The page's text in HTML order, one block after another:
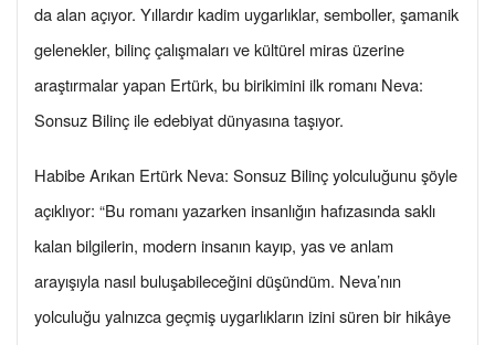
da alan açıyor. Yıllardır kadim uygarlıklar, semboller, şamanik
gelenekler, bilinç çalışmaları ve kültürel miras üzerine
araştırmalar yapan Ertürk, bu birikimini ilk romanı Neva:
Sonsuz Bilinç ile edebiyat dünyasına taşıyor.
Habibe Arıkan Ertürk Neva: Sonsuz Bilinç yolculuğunu şöyle
açıklıyor: “Bu romanı yazarken insanlığın hafızasında saklı
kalan bilgilerin, modern insanın kayıp, yas ve anlam
arayışıyla nasıl buluşabileceğini düşündüm. Neva’nın
yolculuğu yalnızca geçmiş uygarlıkların izini süren bir hikâye